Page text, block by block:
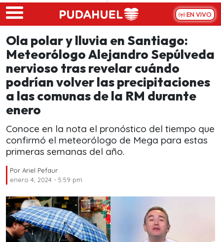
Skip to main content
EN VIVO
Ola polar y lluvia en Santiago:
Meteorólogo Alejandro Sepúlveda
nervioso tras revelar cuándo
podrían volver las precipitaciones
a las comunas de la RM durante
enero
Conoce en la nota el pronóstico del tiempo que
confirmó el meteorólogo de Mega para estas
primeras semanas del año.
Por Ariel Pefaur
enero 4, 2024 - 5:59 pm